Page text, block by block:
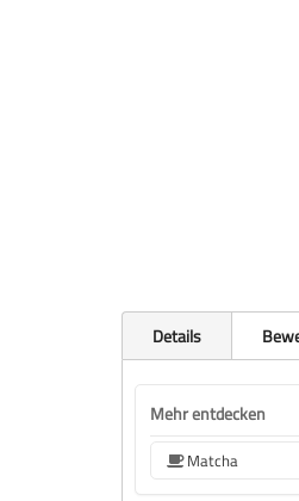
Details
Mehr entdecken
Matcha